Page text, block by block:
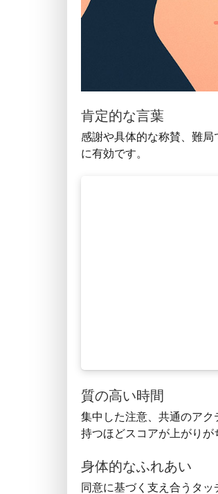
肯定的な言葉
感謝や具体的な称賛、難
に有効です。
質の高い時間
集中した注意、共通のア
持つほどスコアが上がりが
身体的なふれあい
同意に基づく支え合うタ